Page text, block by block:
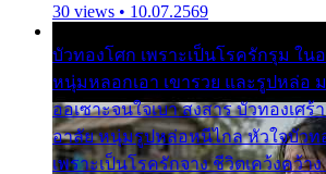
30 views • 10.07.2569
บัวทองโศก เพราะเป็นโรครักรุม ใ
หนุ่มหลอกเอา เขารวย และรูปหล่อ
ออเซาะจนใจเบา สงสาร บัวทองเศร้
อาลัย หนุ่มรูปหล่อหนีไกล หัวใจบัวท
เพราะเป็นโรครักจาง ชีวิตเคว้งคว้า